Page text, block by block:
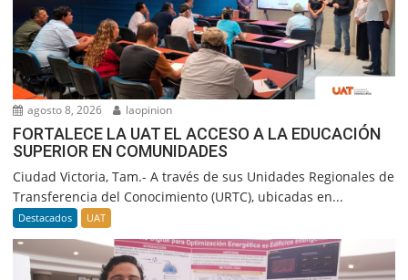
agosto 8, 2026 laopinion
FORTALECE LA UAT EL ACCESO A LA EDUCACIÓN
SUPERIOR EN COMUNIDADES
Ciudad Victoria, Tam.- A través de sus Unidades Regionales de
Transferencia del Conocimiento (URTC), ubicadas en...
Destacados UAT